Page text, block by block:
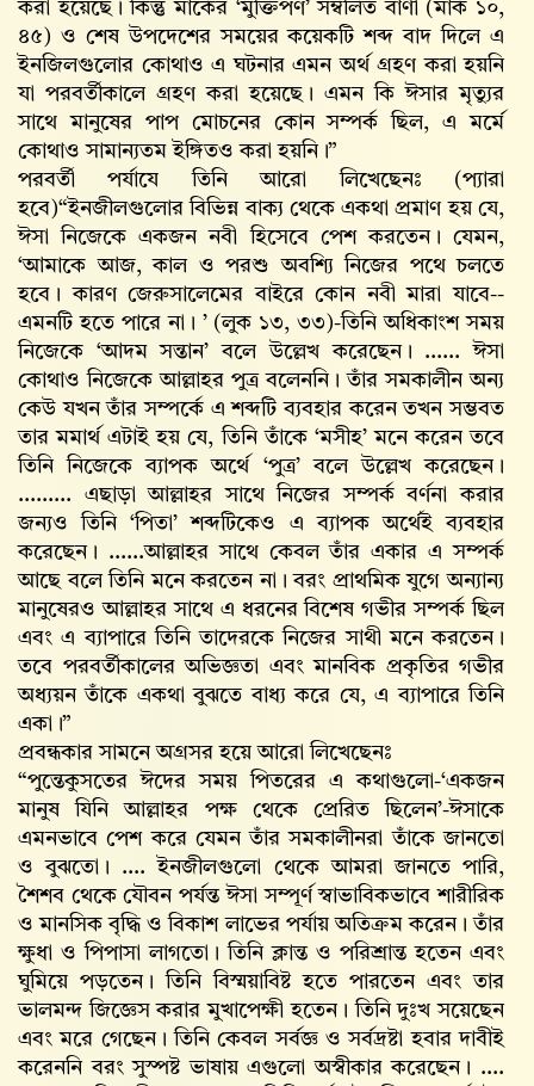
করা হয়েছে। কিন্তু মার্কের ‘মুক্তিপণ’ সম্বলিত বাণী (মার্ক ১০,
৪৫) ও শেষ উপদেশের সময়ের কয়েকটি শব্দ বাদ দিলে এ
ইনজিলগুলোর কোথাও এ ঘটনার এমন অর্থ গ্রহণ করা হয়নি
যা পরবর্তীকালে গ্রহণ করা হয়েছে। এমন কি ঈসার মৃত্যুর
সাথে মানুষের পাপ মোচনের কোন সম্পর্ক ছিল, এ মর্মে
কোথাও সামান্যতম ইঙ্গিতও করা হয়নি।”
পরবর্তী পর্যাযে তিনি আরো লিখেছেনঃ (প্যারা
হবে)“ইনজীলগুলোর বিভিন্ন বাক্য থেকে একথা প্রমাণ হয় যে,
ঈসা নিজেকে একজন নবী হিসেবে পেশ করতেন। যেমন,
‘আমাকে আজ, কাল ও পরশু অবশ্যি নিজের পথে চলতে
হবে। কারণ জেরুসালেমের বাইরে কোন নবী মারা যাবে--
এমনটি হতে পারে না। ’ (লুক ১৩, ৩৩)-তিনি অধিকাংশ সময়
নিজেকে ‘আদম সন্তান’ বলে উল্লেখ করেছেন। ...... ঈসা
কোথাও নিজেকে আল্লাহর পুত্র বলেননি। তাঁর সমকালীন অন্য
কেউ যখন তাঁর সম্পর্কে এ শব্দটি ব্যবহার করেন তখন সম্ভবত
তার মমার্থ এটাই হয় যে, তিনি তাঁকে ‘মসীহ’ মনে করেন তবে
তিনি নিজেকে ব্যাপক অর্থে ‘পুত্র’ বলে উল্লেখ করেছেন।
......... এছাড়া আল্লাহর সাথে নিজের সম্পর্ক বর্ণনা করার
জন্যও তিনি ‘পিতা’ শব্দটিকেও এ ব্যাপক অর্থেই ব্যবহার
করেছেন। ......আল্লাহর সাথে কেবল তাঁর একার এ সম্পর্ক
আছে বলে তিনি মনে করতেন না। বরং প্রাথমিক যুগে অন্যান্য
মানুষেরও আল্লাহর সাথে এ ধরনের বিশেষ গভীর সম্পর্ক ছিল
এবং এ ব্যাপারে তিনি তাদেরকে নিজের সাথী মনে করতেন।
তবে পরবর্তীকালের অভিজ্ঞতা এবং মানবিক প্রকৃতির গভীর
অধ্যয়ন তাঁকে একথা বুঝতে বাধ্য করে যে, এ ব্যাপারে তিনি
একা।”
প্রবন্ধকার সামনে অগ্রসর হয়ে আরো লিখেছেনঃ
“পুন্তেকুসতের ঈদের সময় পিতরের এ কথাগুলো-‘একজন
মানুষ যিনি আল্লাহর পক্ষ থেকে প্রেরিত ছিলেন’-ঈসাকে
এমনভাবে পেশ করে যেমন তাঁর সমকালীনরা তাঁকে জানতো
ও বুঝতো। .... ইনজীলগুলো থেকে আমরা জানতে পারি,
শৈশব থেকে যৌবন পর্যন্ত ঈসা সম্পূর্ণ স্বাভাবিকভাবে শারীরিক
ও মানসিক বৃদ্ধি ও বিকাশ লাভের পর্যায় অতিক্রম করেন। তাঁর
ক্ষুধা ও পিপাসা লাগতো। তিনি ক্লান্ত ও পরিশ্রান্ত হতেন এবং
ঘুমিয়ে পড়তেন। তিনি বিস্ময়াবিষ্ট হতে পারতেন এবং তার
ভালমন্দ জিজ্ঞেস করার মুখাপেক্ষী হতেন। তিনি দুঃখ সয়েছেন
এবং মরে গেছেন। তিনি কেবল সর্বজ্ঞ ও সর্বদ্রষ্টা হবার দাবীই
করেননি বরং সুস্পষ্ট ভাষায় এগুলো অস্বীকার করেছেন। ....